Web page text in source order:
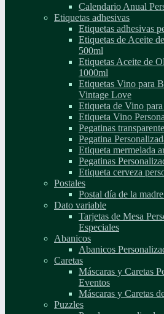
Calendario Anual
Etiquetas adhesivas
Etiquetas adhesivas
Etiquetas de Aceite
500ml
Etiquetas Aceite de
1000ml
Etiquetas Vino para
Vintage Love
Etiqueta de Vino
Etiqueta Vino
Pegatinas
Pegatina
Etiqueta mermelada
Pegatinas
Etiqueta cerveza
Postales
Postal día de la
Dato variable
Tarjetas de Mesa
Especiales
Abanicos
Abanicos
Caretas
Máscaras y Caretas
Eventos
Máscaras y Caretas
Puzzles